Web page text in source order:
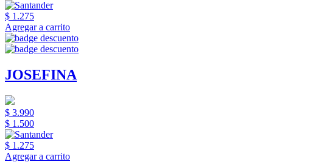
$ 1.275
Agregar a carrito
JOSEFINA
$ 3.990
$ 1.500
$ 1.275
Agregar a carrito